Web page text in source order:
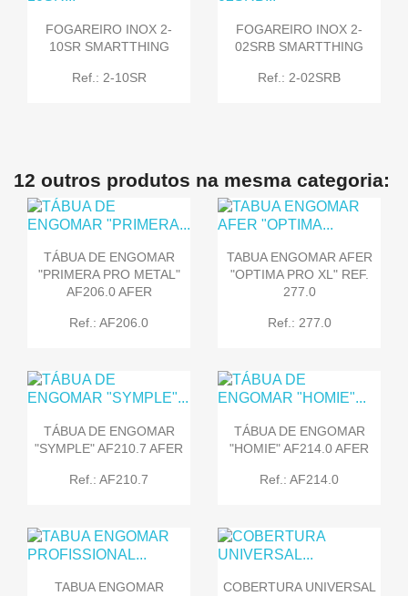
FOGAREIRO INOX 2-
10SR SMARTTHING
Ref.: 2-10SR
FOGAREIRO INOX 2-
02SRB SMARTTHING
Ref.: 2-02SRB
12 outros produtos na mesma categoria:
TÁBUA DE ENGOMAR
"PRIMERA PRO METAL"
AF206.0 AFER
Ref.: AF206.0
TABUA ENGOMAR AFER
"OPTIMA PRO XL" REF.
277.0
Ref.: 277.0
TÁBUA DE ENGOMAR
"SYMPLE" AF210.7 AFER
Ref.: AF210.7
TÁBUA DE ENGOMAR
"HOMIE" AF214.0 AFER
Ref.: AF214.0
TABUA ENGOMAR
COBERTURA UNIVERSAL